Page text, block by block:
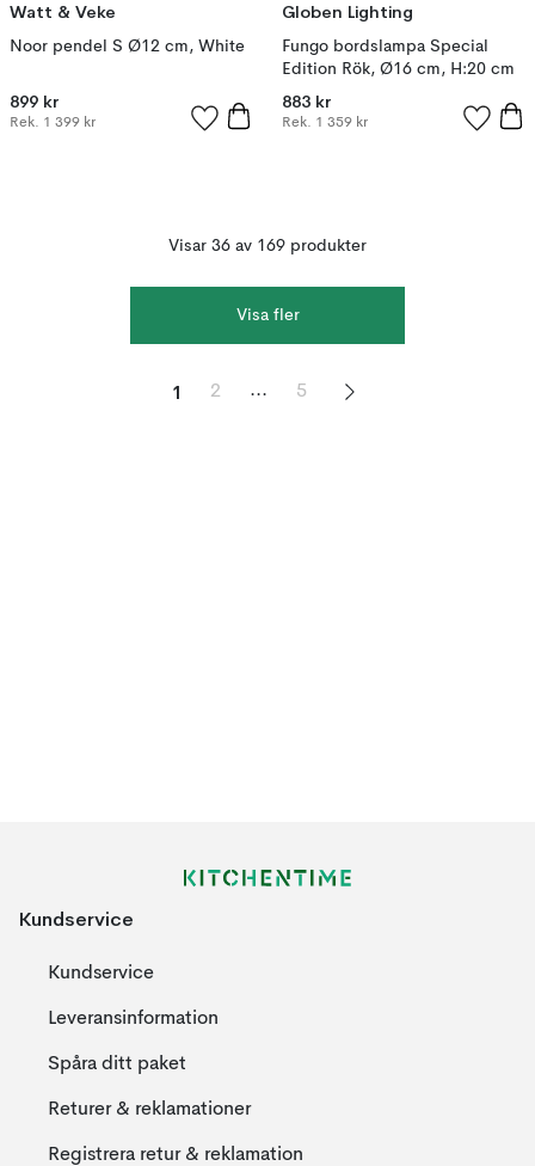
Watt & Veke
Noor pendel S Ø12 cm, White
899 kr
Rek. 1 399 kr
Globen Lighting
Fungo bordslampa Special
Edition Rök, Ø16 cm, H:20 cm
883 kr
Rek. 1 359 kr
Visar 36 av 169 produkter
Visa fler
1 2 ... 5
Kundservice
Kundservice
Leveransinformation
Spåra ditt paket
Returer & reklamationer
Registrera retur & reklamation